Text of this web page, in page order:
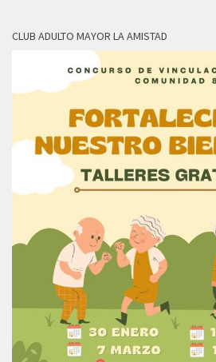
CLUB ADULTO MAYOR LA AMISTAD